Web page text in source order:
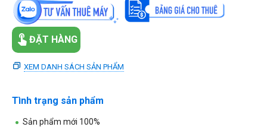
ĐẶT HÀNG
XEM DANH SÁCH SẢN PHẨM
Tình trạng sản phẩm
Sản phẩm mới 100%